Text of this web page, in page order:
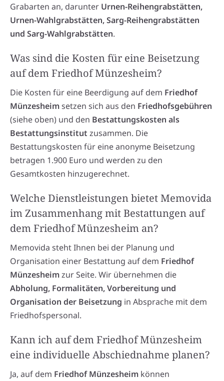
Grabarten an, darunter Urnen-Reihengrabstätten,
Urnen-Wahlgrabstätten, Sarg-Reihengrabstätten
und Sarg-Wahlgrabstätten.
Was sind die Kosten für eine Beisetzung
auf dem Friedhof Münzesheim?
Die Kosten für eine Beerdigung auf dem Friedhof
Münzesheimsetzen sich aus den Friedhofsgebühren
(siehe oben) und den Bestattungskosten als
Bestattungsinstitut zusammen. Die
Bestattungskosten für eine anonyme Beisetzung
betragen 1.900 Euro und werden zu den
Gesamtkosten hinzugerechnet.
Welche Dienstleistungen bietet Memovida
im Zusammenhang mit Bestattungen auf
dem Friedhof Münzesheim an?
Memovida steht Ihnen bei der Planung und
Organisation einer Bestattung auf dem Friedhof
Münzesheimzur Seite. Wir übernehmen die
Abholung, Formalitäten, Vorbereitung und
Organisation der Beisetzung in Absprache mit dem
Friedhofspersonal.
Kann ich auf dem Friedhof Münzesheim
eine individuelle Abschiednahme planen?
Ja, auf dem Friedhof Münzesheim können